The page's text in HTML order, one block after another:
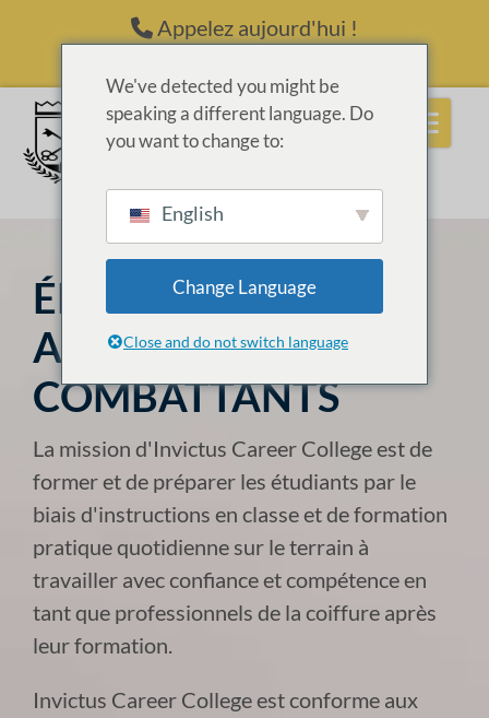
Passer au contenuAppelez aujourd'hui !
ÉDUCATION DES
ANCIENS
COMBATTANTS
La mission d'Invictus Career College est de
former et de préparer les étudiants par le
biais d'instructions en classe et de formation
pratique quotidienne sur le terrain à
travailler avec confiance et compétence en
tant que professionnels de la coiffure après
leur formation.
Invictus Career College est conforme aux
We've detected you might be
speaking a different language. Do
you want to change to:
English
Change Language
Close and do not switch language